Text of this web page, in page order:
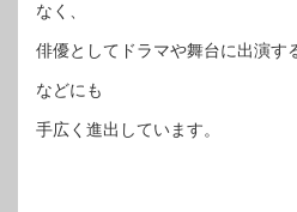
なく、
俳優としてドラマや舞台に出演す
などにも
手広く進出しています。